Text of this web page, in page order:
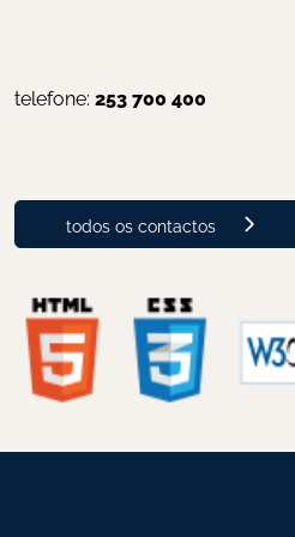
telefone: 253 700 400
todos os contactos